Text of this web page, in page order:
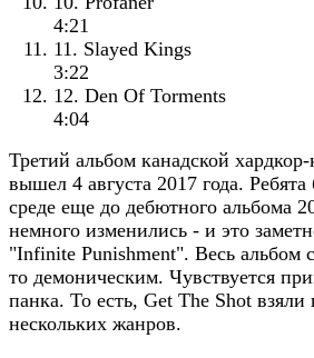
4:21
11. Slayed Kings
3:22
12. Den Of Torments
4:04
Третий альбом канадской
вышел 4 августа 2017 года.
среде еще до дебютного альбома
немного изменились - и это
"Infinite Punishment". Весь альбом
то демоническим. Чувствуется
панка. То есть, Get The Shot взяли
нескольких жанров.